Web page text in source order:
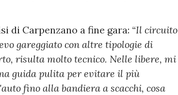
di Carpenzano a fine gara: “Il circuito
gareggiato con altre tipologie di
risulta molto tecnico. Nelle libere, mi
guida pulita per evitare il più
fino alla bandiera a scacchi, cosa